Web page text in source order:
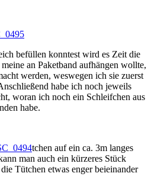
befüllen konntest wird es Zeit die
an Paketband aufhängen wollte,
werden, weswegen ich sie zuerst
habe ich noch jeweils
woran ich noch ein Schleifchen aus
habe.
tchen auf ein ca. 3m langes
man auch ein kürzeres Stück
Tütchen etwas enger beieinander